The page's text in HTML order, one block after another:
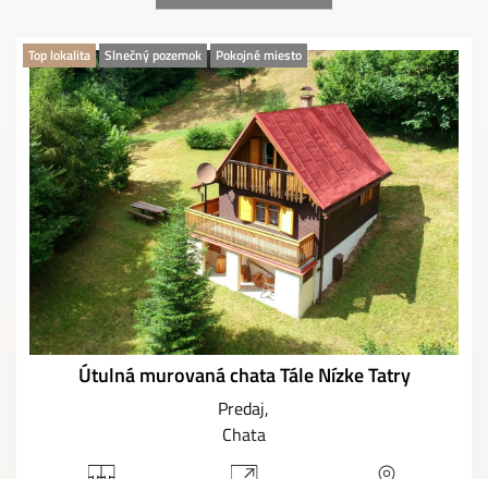
Top lokalita Slnečný pozemok Pokojné miesto
Útulná murovaná chata Tále Nízke Tatry
Predaj
Chata